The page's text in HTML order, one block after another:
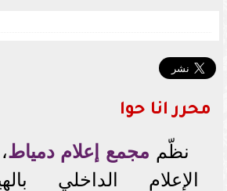
محرر انا حوا
نظّم مجمع إعلام دمياط
الإعلام الداخلي